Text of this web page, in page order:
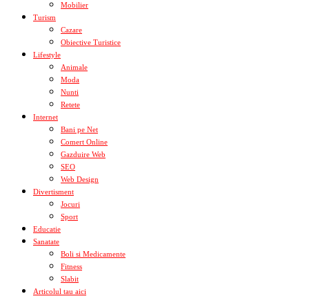
Mobilier
Turism
Cazare
Obiective Turistice
Lifestyle
Animale
Moda
Nunti
Retete
Internet
Bani pe Net
Comert Online
Gazduire Web
SEO
Web Design
Divertisment
Jocuri
Sport
Educatie
Sanatate
Boli si Medicamente
Fitness
Slabit
Articolul tau aici